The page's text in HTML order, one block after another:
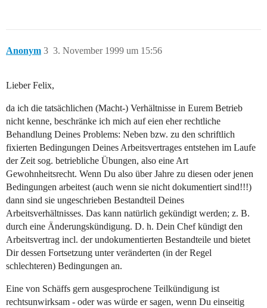
Anonym 3. November 1999 um 15:56
3
Lieber Felix,
da ich die tatsächlichen (Macht-) Verhältnisse in Eurem Betrieb
nicht kenne, beschränke ich mich auf eien eher rechtliche
Behandlung Deines Problems: Neben bzw. zu den schriftlich
fixierten Bedingungen Deines Arbeitsvertrages entstehen im Laufe
der Zeit sog. betriebliche Übungen, also eine Art
Gewohnheitsrecht. Wenn Du also über Jahre zu diesen oder jenen
Bedingungen arbeitest (auch wenn sie nicht dokumentiert sind!!!)
dann sind sie ungeschrieben Bestandteil Deines
Arbeitsverhältnisses. Das kann natürlich gekündigt werden; z. B.
durch eine Änderungskündigung. D. h. Dein Chef kündigt den
Arbeitsvertrag incl. der undokumentierten Bestandteile und bietet
Dir dessen Fortsetzung unter veränderten (in der Regel
schlechteren) Bedingungen an.
Eine von Schäffs gern ausgesprochene Teilkündigung ist
rechtsunwirksam - oder was würde er sagen, wenn Du einseitig